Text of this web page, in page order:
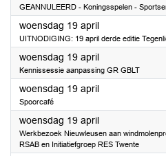
GEANNULEERD - Koningsspelen -
woensdag 19 april2023
UITNODIGING: 19 april derde editie
woensdag 19 april2023
Kennissessie aanpassing GR GBLT
woensdag 19 april2023
Spoorcafé
woensdag 19 april2023
Werkbezoek Nieuwleusen aan
RSAB en Initiatiefgroep RES Twente